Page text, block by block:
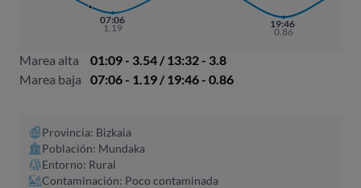
07:06
1.19 19:46
0.86
Marea alta
01:09 - 3.54 / 13:32 - 3.8
Marea baja
07:06 - 1.19 / 19:46 - 0.86
Provincia: Bizkaia
Población: Mundaka
Entorno: Rural
Contaminación: Poco contaminada